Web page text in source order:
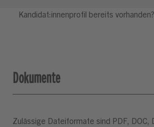
Dokumente
Zulässige Dateiformate sind PDF, DOC,